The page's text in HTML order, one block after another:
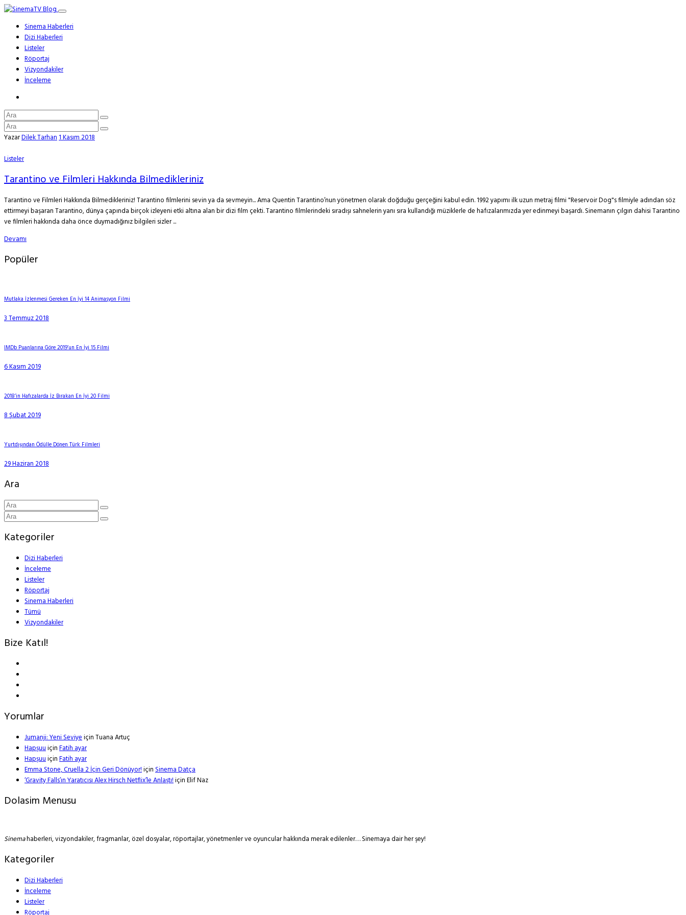
Sinema Haberleri
Dizi Haberleri
Listeler
Röportaj
Vizyondakiler
İnceleme
YazarDilek Tarhan1 Kasım 2018
Listeler
Tarantino ve Filmleri Hakkında Bilmedikleriniz
Tarantino ve Filmleri Hakkında Bilmedikleriniz! Tarantino filmlerini sevin ya da sevmeyin... Ama Quentin Tarantino’nun yönetmen olarak doğduğu gerçeğini kabul edin. 1992 yapımı ilk uzun metraj filmi "Reservoir Dog"s filmiyle adından söz
ettirmeyi başaran Tarantino, dünya çapında birçok izleyeni etki altına alan bir dizi film çekti. Tarantino filmlerindeki sıradışı sahnelerin yanı sıra kullandığı müziklerle de hafızalarımızda yer edinmeyi başardı. Sinemanın çılgın dahisi Tarantino
ve filmleri hakkında daha önce duymadığınız bilgileri sizler ...
Devamı
Popüler
Mutlaka İzlenmesi Gereken En İyi 14 Animasyon Filmi
3 Temmuz 2018
IMDb Puanlarına Göre 2019’un En İyi 15 Filmi
6 Kasım 2019
2018’in Hafızalarda İz Bırakan En İyi 20 Filmi
8 Şubat 2019
Yurtdışından Ödülle Dönen Türk Filmleri
29 Haziran 2018
Ara
Kategoriler
Dizi Haberleri
İnceleme
Listeler
Röportaj
Sinema Haberleri
Tümü
Vizyondakiler
Bize Katıl!
Yorumlar
Jumanji: Yeni SeviyeiçinTuana Artuç
HapşuuiçinFatih ayar
HapşuuiçinFatih ayar
Emma Stone, Cruella 2 İçin Geri Dönüyor!içinSinema Datça
‘Gravity Falls’ın Yaratıcısı Alex Hirsch Netflix’le Anlaştı!içinElif Naz
Dolasim Menusu
Sinemahaberleri, vizyondakiler, fragmanlar, özel dosyalar, röportajlar, yönetmenler ve oyuncular hakkında merak edilenler… Sinemaya dair her şey!
Kategoriler
Dizi Haberleri
İnceleme
Listeler
Röportaj